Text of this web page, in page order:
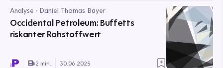
Analyse · Daniel Thomas Bayer
Occidental Petroleum: Buffetts
riskanter Rohstoffwert
2 min. 30.06.2025